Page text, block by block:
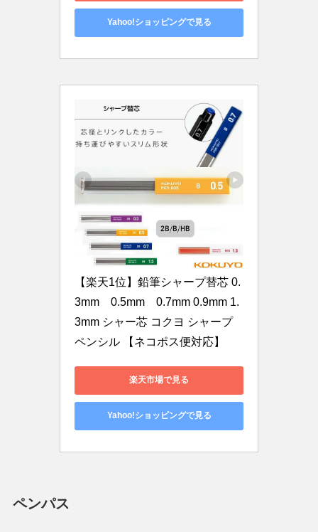
Yahoo!ショッピングで見る
【楽天1位】鉛筆シャープ替芯 0.
3mm　0.5mm　0.7mm 0.9mm 1.
3mm シャー芯 コクヨ シャープ
ペンシル 【ネコポス便対応】
楽天市場で見る
Yahoo!ショッピングで見る
ペンパス